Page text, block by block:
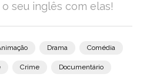
seu inglês com elas!
Drama Comédia
Crime Documentário